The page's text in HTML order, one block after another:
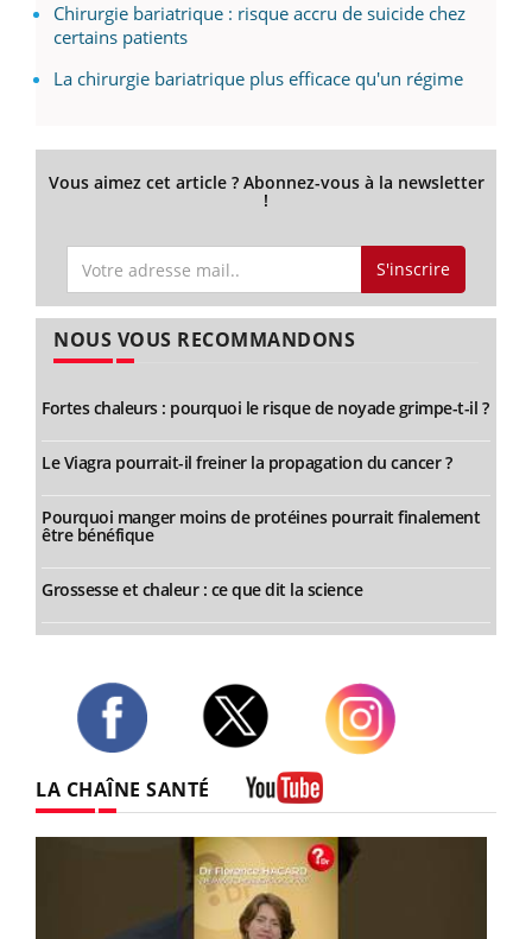
Chirurgie bariatrique : risque accru de suicide chez
certains patients
La chirurgie bariatrique plus efficace qu'un régime
Vous aimez cet article ? Abonnez-vous à la newsletter
!
S'inscrire
NOUS VOUS RECOMMANDONS
Fortes chaleurs : pourquoi le risque de noyade grimpe-t-il ?
Le Viagra pourrait-il freiner la propagation du cancer ?
Pourquoi manger moins de protéines pourrait finalement
être bénéfique
Grossesse et chaleur : ce que dit la science
LA CHAÎNE SANTÉ